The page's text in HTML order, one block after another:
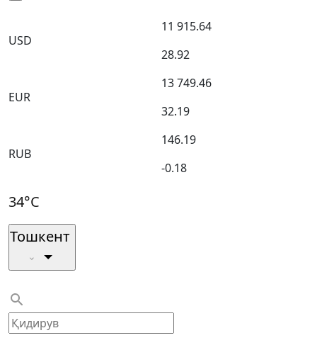
USD
11 915.64
28.92
EUR
13 749.46
32.19
RUB
146.19
-0.18
34°C
Тошкент